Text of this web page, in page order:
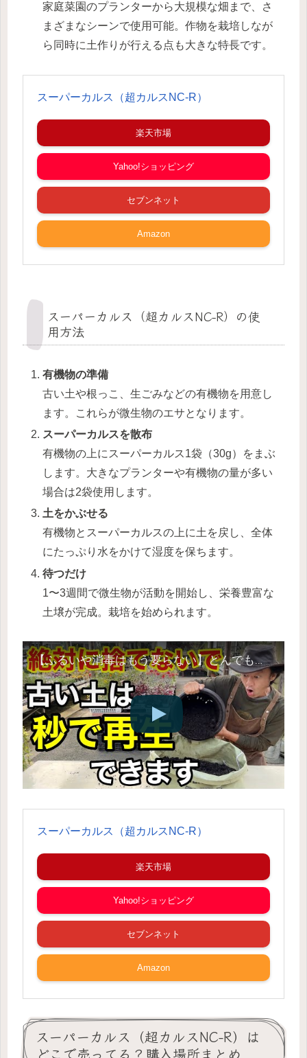
家庭菜園のプランターから大規模な畑まで、さ
まざまなシーンで使用可能。作物を栽培しなが
ら同時に土作りが行える点も大きな特長です。
スーパーカルス（超カルスNC-R）
楽天市場
Yahoo!ショッピング
セブンネット
Amazon
スーパーカルス（超カルスNC-R）の使
用方法
有機物の準備
古い土や根っこ、生ごみなどの有機物を用意し
ます。これらが微生物のエサとなります。
スーパーカルスを散布
有機物の上にスーパーカルス1袋（30g）をまぶ
します。大きなプランターや有機物の量が多い
場合は2袋使用します。
土をかぶせる
有機物とスーパーカルスの上に土を戻し、全体
にたっぷり水をかけて湿度を保ちます。
待つだけ
1〜3週間で微生物が活動を開始し、栄養豊富な
土壌が完成。栽培を始められます。
【ふるいや消毒はもう要らない】とんでもなく簡単な古い土の再生法教えます 【カーメン君】【園芸】【ガーデニング】【超カルスNC-R】
スーパーカルス（超カルスNC-R）
楽天市場
Yahoo!ショッピング
セブンネット
Amazon
スーパーカルス（超カルスNC-R）は
どこで売ってる？購入場所まとめ